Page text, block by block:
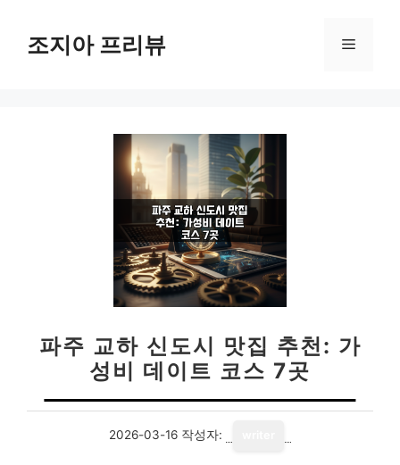
조지아 프리뷰 메
파주 교하 신도시 맛집 추천: 가
성비 데이트 코스 7곳
2026-03-16 작성자: